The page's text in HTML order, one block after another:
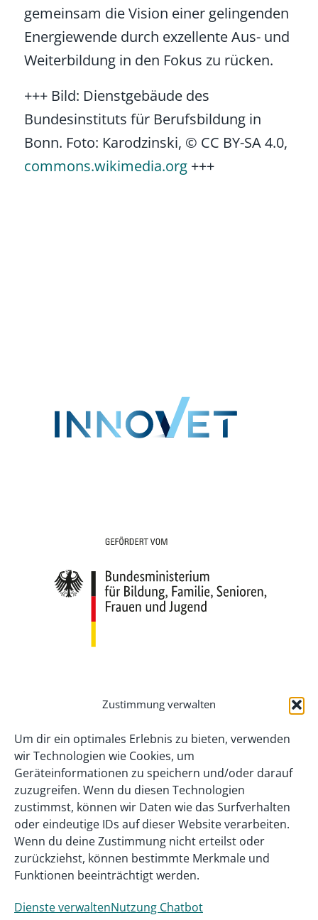
Zustimmung verwalten
Um dir ein optimales Erlebnis zu bieten, verwenden
wir Technologien wie Cookies, um
Geräteinformationen zu speichern und/oder darauf
zuzugreifen. Wenn du diesen Technologien
zustimmst, können wir Daten wie das Surfverhalten
oder eindeutige IDs auf dieser Website verarbeiten.
Wenn du deine Zustimmung nicht erteilst oder
zurückziehst, können bestimmte Merkmale und
Funktionen beeinträchtigt werden.
Dienste verwaltenNutzung Chatbot
gemeinsam die Vision einer gelingenden
Energiewende durch exzellente Aus- und
Weiterbildung in den Fokus zu rücken.
+++ Bild: Dienstgebäude des
Bundesinstituts für Berufsbildung in
Bonn. Foto: Karodzinski, © CC BY-SA 4.0,
commons.wikimedia.org +++
Gefördert als InnoVET PLUS-Projekt aus
Bildung, Familie, Senioren, Frauen und